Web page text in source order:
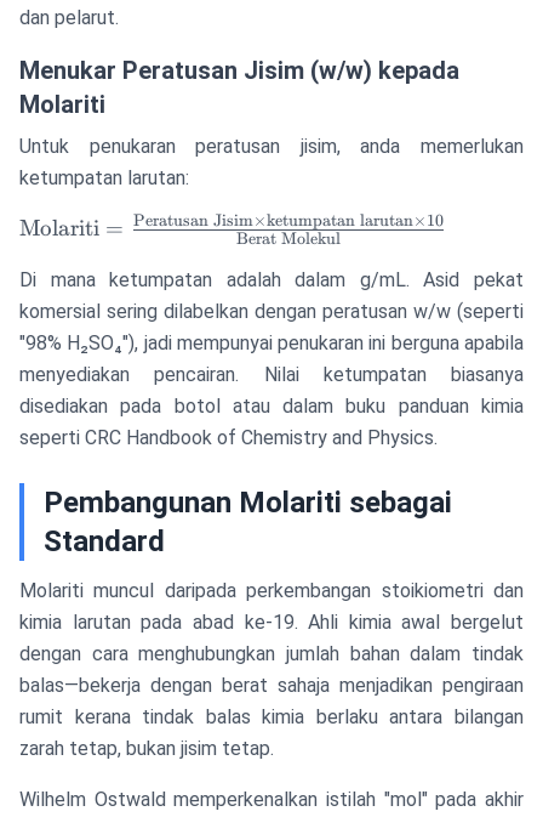
dan pelarut.
Menukar Peratusan Jisim (w/w) kepada
Molariti
Untuk penukaran peratusan jisim, anda memerlukan
ketumpatan larutan:
\text{Molariti} =
Jisim} \times
\text{ketumpatan
larutan} \times 10}
{\text{Berat
Molekul}}
Molariti = Berat Molekul
Peratusan Jisim×ketumpatan larutan×10
Di mana ketumpatan adalah dalam g/mL. Asid pekat
komersial sering dilabelkan dengan peratusan w/w (seperti
"98% H₂SO₄"), jadi mempunyai penukaran ini berguna apabila
menyediakan pencairan. Nilai ketumpatan biasanya
disediakan pada botol atau dalam buku panduan kimia
seperti CRC Handbook of Chemistry and Physics.
Pembangunan Molariti sebagai
Standard
Molariti muncul daripada perkembangan stoikiometri dan
kimia larutan pada abad ke-19. Ahli kimia awal bergelut
dengan cara menghubungkan jumlah bahan dalam tindak
balas—bekerja dengan berat sahaja menjadikan pengiraan
rumit kerana tindak balas kimia berlaku antara bilangan
zarah tetap, bukan jisim tetap.
Wilhelm Ostwald memperkenalkan istilah "mol" pada akhir